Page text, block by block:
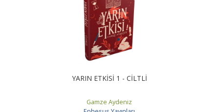
YARIN ETKİSİ 1 - CİLTLİ
Gamze Aydeniz